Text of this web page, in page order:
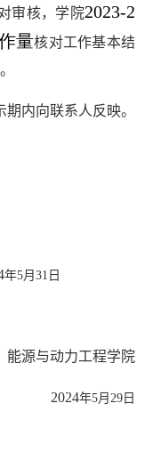
审核，学院2023-2
量核对工作基本结
内向联系人反映。
年5月31日
能源与动力工程学院
2024年5月29日